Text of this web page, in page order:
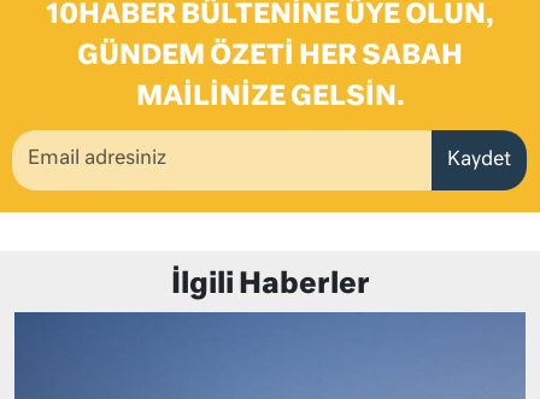
10HABER BÜLTENINE ÜYE OLUN,
GÜNDEM ÖZETI HER SABAH
MAILINIZE GELSIN.
Kaydet
İlgili Haberler